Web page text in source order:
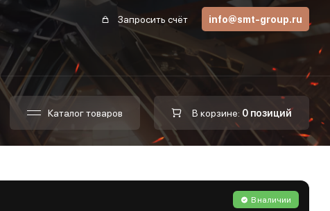
Запросить счёт info@smt-group.ru
Каталог товаров В корзине: 0 позиций
В наличии